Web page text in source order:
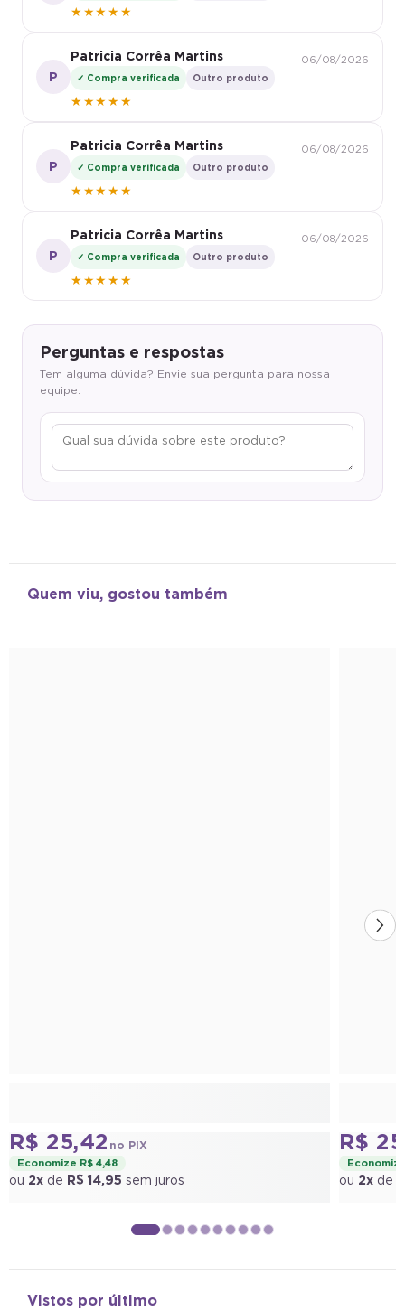
★★★★★
P
Patricia Corrêa Martins
✓ Compra verificada Outro produto
★★★★★
06/08/2026
P
Patricia Corrêa Martins
✓ Compra verificada Outro produto
★★★★★
06/08/2026
P
Patricia Corrêa Martins
✓ Compra verificada Outro produto
★★★★★
06/08/2026
Perguntas e respostas
Tem alguma dúvida? Envie sua pergunta para nossa
equipe.
Quem viu, gostou também
R$ 25,42 no PIX
Economize R$ 4,48
ou 2x de R$ 14,95 sem juros
R$
ou 2x de
Vistos por último